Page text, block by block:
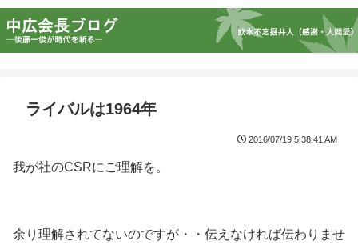
ライバルは1964年
2016/07/19 5:38:41 AM
我が社のCSRにご理解を。
余り理解されてないのですが・・伝えなければ伝わりませ